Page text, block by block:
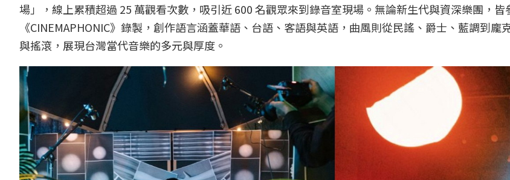
場」，線上累積超過 25 萬觀看次數，吸引近 600 名觀眾來到錄音室現場。無論新生代與資深樂團，皆
《CINEMAPHONIC》錄製，創作語言涵蓋華語、台語、客語與英語，曲風則從民謠、爵士、藍調到龐
與搖滾，展現台灣當代音樂的多元與厚度。